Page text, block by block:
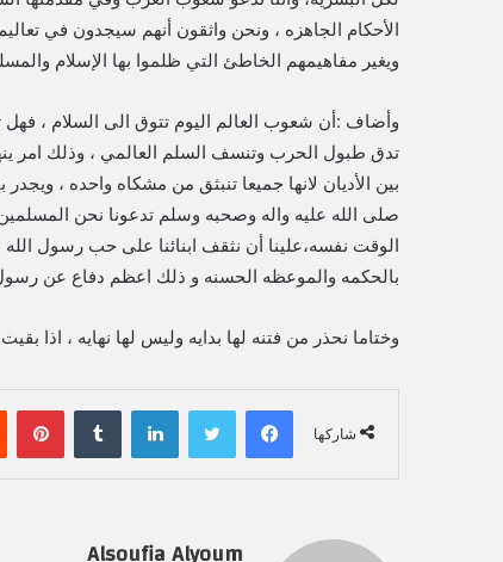
الأحكام الجاهزه ، ونحن واثقون أنهم سيجدون في
ويغير مفاهيمهم الخاطئ التي ظلموا بها الإسلام
وأضاف :أن شعوب العالم اليوم تتوق الى السلام ،
تدق طبول الحرب وتنسف السلم العالمي ، وذلك امر
بين الأديان لانها جميعا تنبثق من مشكاه واحده ،
صلى الله عليه واله وصحبه وسلم تدعونا نحن
الوقت نفسه،علينا أن نثقف ابنائنا على حب رسول
بالحكمه والموعظه الحسنه و ذلك اعظم دفاع عن
وختاما نحذر من فتنه لها بدايه وليس لها نهايه ، اذا
شاركها
فيسبوك لينكدإن بينتيريست